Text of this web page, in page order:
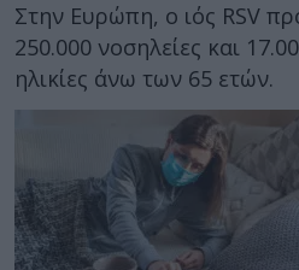
Στην Ευρώπη, ο ιός RSV
250.000 νοσηλείες και
ηλικίες άνω των 65 ετών.